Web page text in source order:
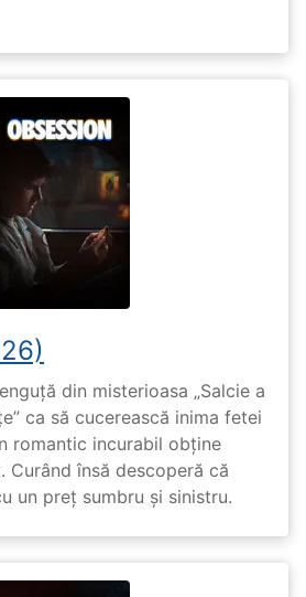
din misterioasa „Salcie a
ca să cucerească inima fetei
romantic incurabil obține
Curând însă descoperă că
un preț sumbru și sinistru.